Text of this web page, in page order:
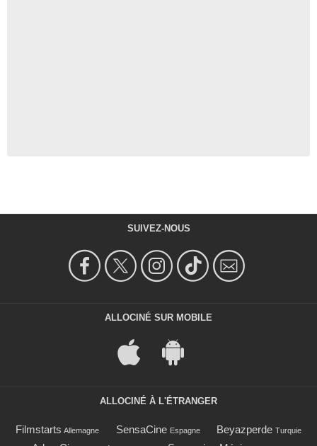
SUIVEZ-NOUS
ALLOCINÉ SUR MOBILE
ALLOCINÉ À L'ÉTRANGER
Filmstarts Allemagne SensaCine Espagne Beyazperde Turquie